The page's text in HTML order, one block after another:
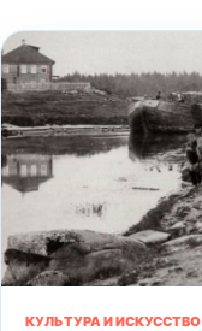
КУЛЬТУРА И ИСКУССТВО